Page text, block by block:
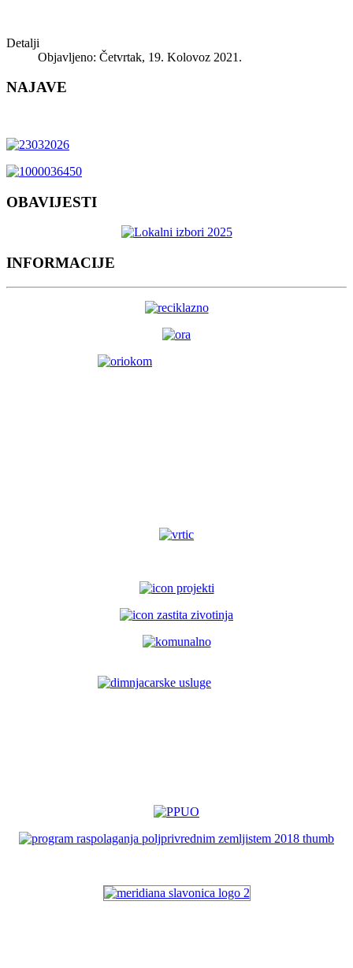
Detalji
Objavljeno: Četvrtak, 19. Kolovoz 2021.
NAJAVE
OBAVIJESTI
INFORMACIJE